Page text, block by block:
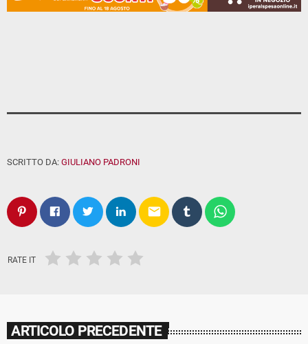
SCRITTO DA: GIULIANO PADRONI
email
RATE IT
ARTICOLO PRECEDENTE